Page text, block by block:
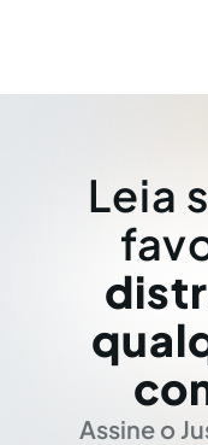
Leia
Assine o